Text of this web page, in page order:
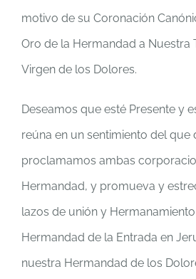
motivo de su Coronación
Oro de la Hermandad a Nuestra
Virgen de los Dolores.
Deseamos que esté Presente y
reúna en un sentimiento del que
proclamamos ambas
Hermandad, y promueva y
lazos de unión y
Hermandad de la Entrada en
nuestra Hermandad de los